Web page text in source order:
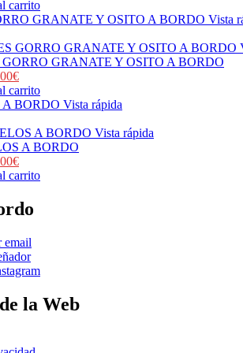
carrito
Vista
GRANATE Y OSITO A BORDO
€
carrito
Vista rápida
Vista rápida
A BORDO
€
carrito
email
la Web